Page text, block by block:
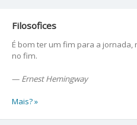
Filosofices
É bom ter um fim para a
no fim.
— Ernest Hemingway
Mais? »